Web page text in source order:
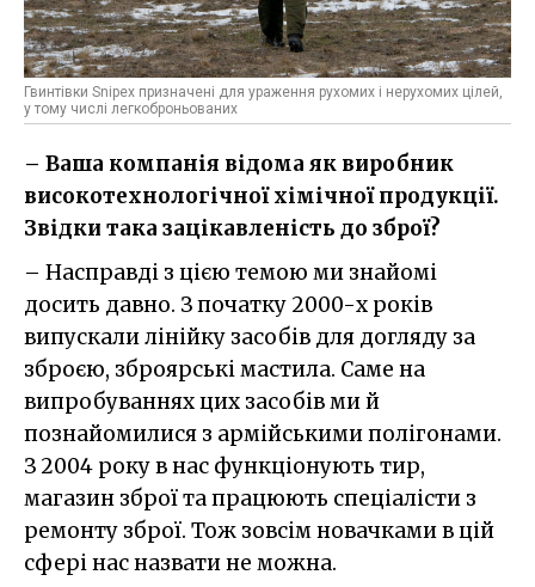
Гвинтівки Snipex призначені для ураження рухомих і нерухомих цілей,
у тому числі легкоброньованих
– Ваша компанія відома як виробник
високотехнологічної хімічної продукції.
Звідки така зацікавленість до зброї?
– Насправді з цією темою ми знайомі
досить давно. З початку 2000-х років
випускали лінійку засобів для догляду за
зброєю, зброярські мастила. Саме на
випробуваннях цих засобів ми й
познайомилися з армійськими полігонами.
З 2004 року в нас функціонують тир,
магазин зброї та працюють спеціалісти з
ремонту зброї. Тож зовсім новачками в цій
сфері нас назвати не можна.